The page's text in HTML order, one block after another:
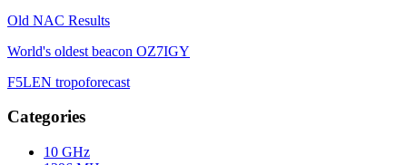
Old NAC Results
World's oldest beacon OZ7IGY
F5LEN tropoforecast
Categories
10 GHz